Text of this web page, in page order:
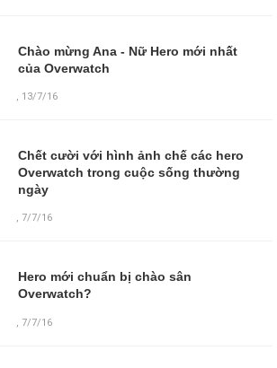
Chào mừng Ana - Nữ Hero mới nhất
của Overwatch
, 13/7/16
Chết cười với hình ảnh chế các hero
Overwatch trong cuộc sống thường
ngày
,7/7/16
Hero mới chuẩn bị chào sân
Overwatch?
,7/7/16